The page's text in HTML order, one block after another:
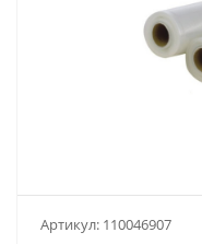
Артикул: 110046907